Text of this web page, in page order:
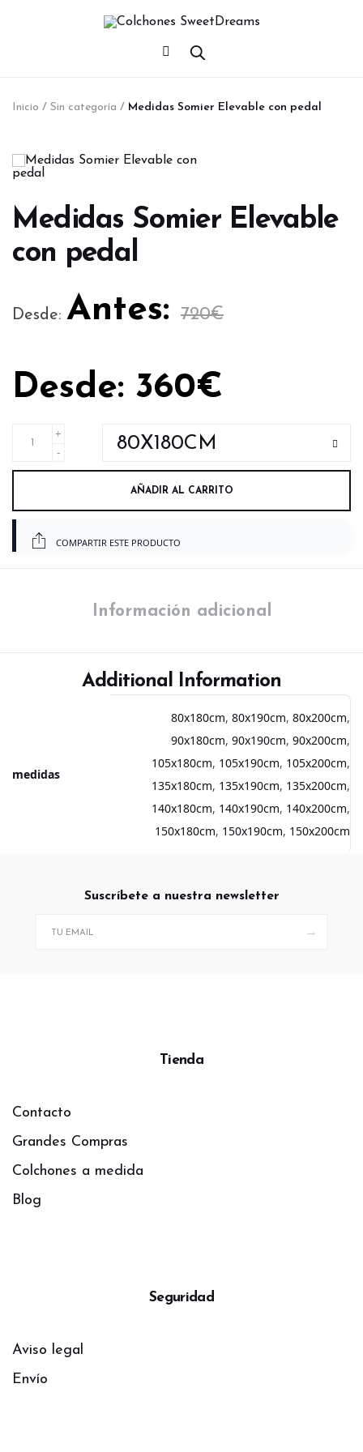
Inicio / Sin categoría / Medidas Somier Elevable con pedal
Medidas Somier Elevable
con pedal
Desde: Antes: 720€
Desde: 360€
AÑADIR AL CARRITO
COMPARTIR ESTE PRODUCTO
Información adicional
Additional Information
medidas
80x180cm, 80x190cm, 80x200cm,
90x180cm, 90x190cm, 90x200cm,
105x180cm, 105x190cm, 105x200cm,
135x180cm, 135x190cm, 135x200cm,
140x180cm, 140x190cm, 140x200cm,
150x180cm, 150x190cm, 150x200cm
Suscríbete a nuestra newsletter
→
Tienda
Contacto
Grandes Compras
Colchones a medida
Blog
Seguridad
Aviso legal
Envío